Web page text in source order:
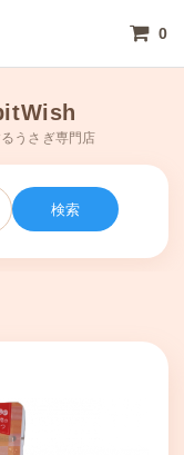
0
うさぎ専門店
検索